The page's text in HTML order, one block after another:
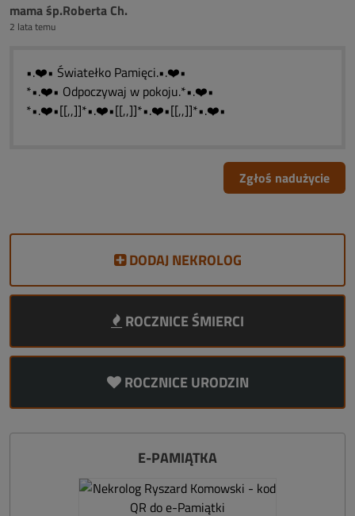
mama śp.Roberta Ch.
2 lata temu
•.❤️• Światełko Pamięci.•.❤️•
*•.❤️• Odpoczywaj w pokoju.*•.❤️•
*•.❤️•[[,,]]*•.❤️•[[,,]]*•.❤️•[[,,]]*•.❤️•
Zgłoś nadużycie
DODAJ NEKROLOG
ROCZNICE ŚMIERCI
ROCZNICE URODZIN
E-PAMIĄTKA